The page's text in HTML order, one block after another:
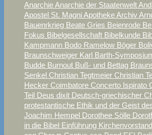
AnarchieAnarchie der Staatenwelt
Apostel St. MagniApothekeArchiv
Bauenrkrieg Beate Gries Beienrode
Fokus Bibelgesellschaft Bibelkunde
Kampmann Bodo Ramelow Böger
Braunschweiger Karl Barth-
Budde Burnout Buß- und Bettag
Senkel Christian Tegtmeier Christian
Hecker Coimbatore Concerto Ispirato
Teil Deus dixit Deutsch-griechischer
protestantische Ethik und der Geist
Joachim Hempel Dorothee Sölle
in die Bibel Einführung Kirchenvorstand